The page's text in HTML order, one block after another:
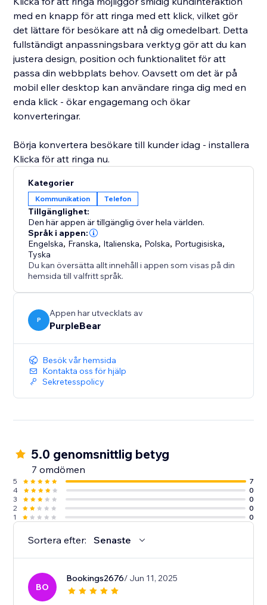
med en knapp för att ringa med ett klick, vilket gör
det lättare för besökare att nå dig omedelbart. Detta
fullständigt anpassningsbara verktyg gör att du kan
justera design, position och funktionalitet för att
passa din webbplats behov. Oavsett om det är på
mobil eller desktop kan användare ringa dig med en
enda klick - ökar engagemang och ökar
konverteringar.
Börja konvertera besökare till kunder idag - installera
Klicka för att ringa nu.
Kategorier
Kommunikation Telefon
Tillgänglighet:
Den här appen är tillgänglig över hela världen.
Språk i appen:
Engelska, Franska, Italienska, Polska, Portugisiska,
Tyska
Du kan översätta allt innehåll i appen som visas på din
hemsida till valfritt språk.
P
Appen har utvecklats av
PurpleBear
Besök vår hemsida
Kontakta oss för hjälp
Sekretesspolicy
5.0 genomsnittlig betyg
7 omdömen
5
7
4
0
3
0
2
0
1
0
Sortera efter: Senaste
BO
Bookings2676/ Jun 11, 2025